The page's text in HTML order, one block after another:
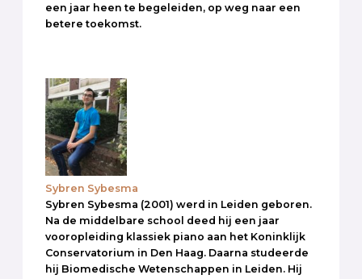
een jaar heen te begeleiden, op weg naar een
betere toekomst.
Sybren Sybesma
Sybren Sybesma (2001) werd in Leiden geboren.
Na de middelbare school deed hij een jaar
vooropleiding klassiek piano aan het Koninklijk
Conservatorium in Den Haag. Daarna studeerde
hij Biomedische Wetenschappen in Leiden. Hij